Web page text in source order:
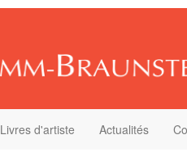
Livres d'artiste Actualités